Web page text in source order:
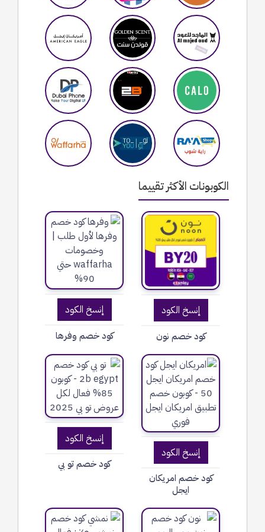
الكوبونات الأكثر تقييما
إنسخ الكود
كود خصم نون
إنسخ الكود
كود خصم وفرها
إنسخ الكود
كود خصم امريكان
ايجل
إنسخ الكود
كود خصم تو بي